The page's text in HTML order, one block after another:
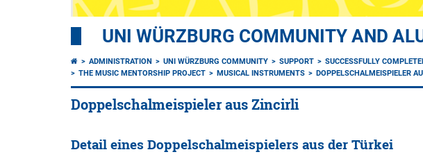
UNI WÜRZBURG COMMUNITY AND
ADMINISTRATION UNI WÜRZBURG COMMUNITY SUPPORT
SUCCESSFULLY
THE MUSIC MENTORSHIP PROJECT
MUSICAL INSTRUMENTS DOPPELSCHALMEISPIELER
Doppelschalmeispieler aus Zincirli
Detail eines Doppelschalmeispielers aus der Türkei